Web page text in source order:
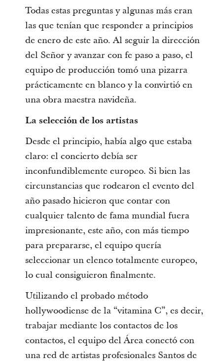
Todas estas preguntas y algunas más eran
las que tenían que responder a principios
de enero de este año. Al seguir la dirección
del Señor y avanzar con fe paso a paso, el
equipo de producción tomó una pizarra
prácticamente en blanco y la convirtió en
una obra maestra navideña.
La selección de los artistas
Desde el principio, había algo que estaba
claro: el concierto debía ser
inconfundiblemente europeo. Si bien las
circunstancias que rodearon el evento del
año pasado hicieron que contar con
cualquier talento de fama mundial fuera
impresionante, este año, con más tiempo
para prepararse, el equipo quería
seleccionar un elenco totalmente europeo,
lo cual consiguieron finalmente.
Utilizando el probado método
hollywoodiense de la “vitamina C”, es decir,
trabajar mediante los contactos de los
contactos, el equipo del Área conectó con
una red de artistas profesionales Santos de